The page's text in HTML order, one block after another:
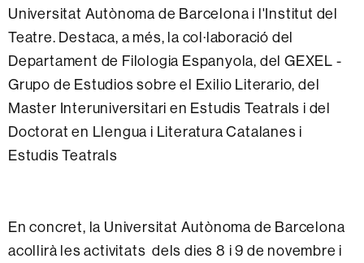
Universitat Autònoma de Barcelona i l'Institut del
Teatre. Destaca, a més, la col·laboració del
Departament de Filologia Espanyola, del GEXEL -
Grupo de Estudios sobre el Exilio Literario, del
Master Interuniversitari en Estudis Teatrals i del
Doctorat en Llengua i Literatura Catalanes i
Estudis Teatrals
En concret, la Universitat Autònoma de Barcelona
acollirà les activitats dels dies 8 i 9 de novembre i